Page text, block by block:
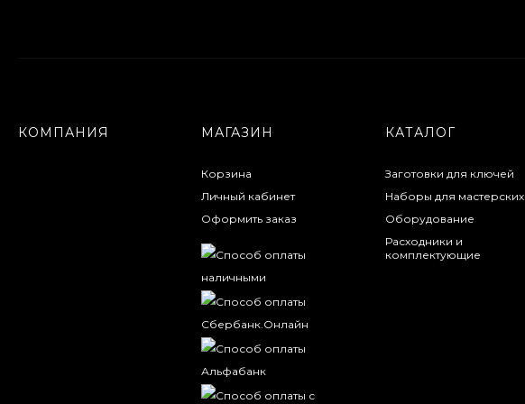
КОМПАНИЯ МАГАЗИН
Корзина
Личный кабинет
Оформить заказ
КАТАЛОГ
Заготовки для ключей
Наборы для мастерских
Оборудование
Расходники и
комплектующие